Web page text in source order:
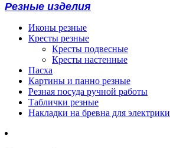
Резные изделия
Иконы резные
Кресты резные
Кресты подвесные
Кресты настенные
Пасха
Картины и панно резные
Резная посуда ручной работы
Таблички резные
Накладки на бревна для электрики